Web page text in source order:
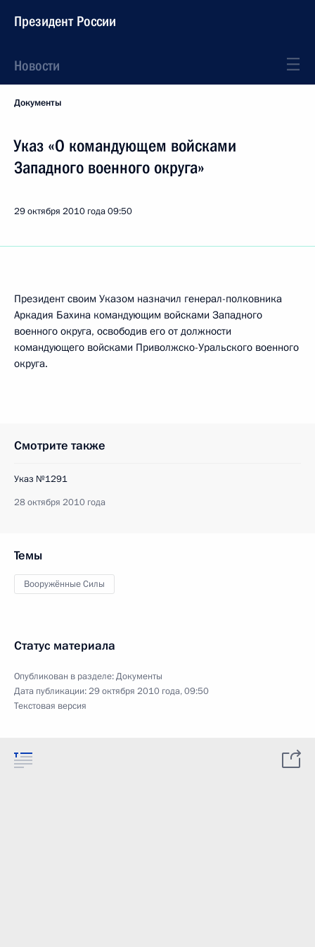
Президент России
Новости
Документы
Указ «О командующем войсками
Западного военного округа»
29 октября 2010 года09:50
Президент своим Указом назначил генерал-полковника
Аркадия Бахина командующим войсками Западного
военного округа, освободив его от должности
командующего войсками Приволжско-Уральского военного
округа.
Смотрите также
Указ №1291
28 октября 2010 года
Темы
Вооружённые Силы
Статус материала
Опубликован в разделе:Документы
Дата публикации:29 октября 2010 года, 09:50
Текстовая версия